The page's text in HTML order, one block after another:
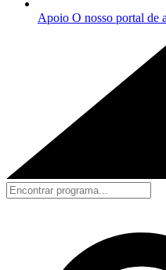
Apoio O nosso portal de